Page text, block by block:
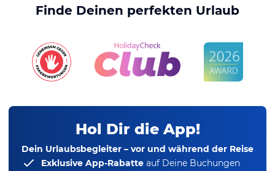
Finde Deinen perfekten Urlaub
Hol Dir die App!
Dein Urlaubsbegleiter – vor und während der Reise
Exklusive App-Rabatte auf Deine Buchungen